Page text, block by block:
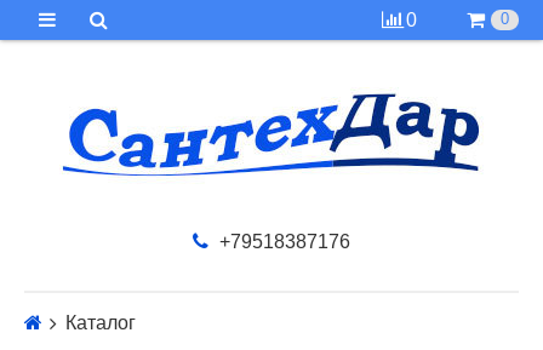
0 0
+79518387176
Каталог